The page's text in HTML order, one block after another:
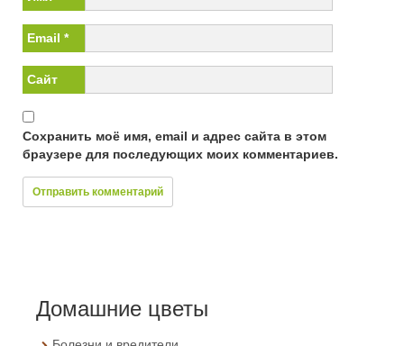
Email *
Сайт
Сохранить моё имя, email и адрес сайта в этом
браузере для последующих моих комментариев.
Домашние цветы